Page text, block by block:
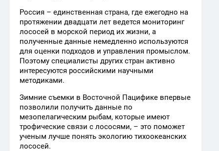
Россия – единственная страна, где ежегодно на
протяжении двадцати лет ведется мониторинг
лососей в морской период их жизни, а
полученные данные немедленно используются
для оценки подходов и управления промыслом.
Поэтому специалисты других стран активно
интересуются российскими научными
методиками.
Зимние съемки в Восточной Пацифике впервые
позволили получить данные по
мезопелагическим рыбам, которые имеют
трофические связи с лососями, – это поможет
ученым лучше понять экологию тихоокеанских
лососей.